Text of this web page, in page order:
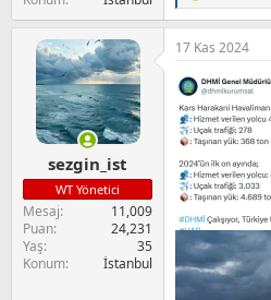
i
e
p
k
l
e
r
:
sezgin_ist
WT Yönetici
Mesaj
11,009
Puan
24,231
Yaş
35
Konum
İstanbul
17 Kas 2024